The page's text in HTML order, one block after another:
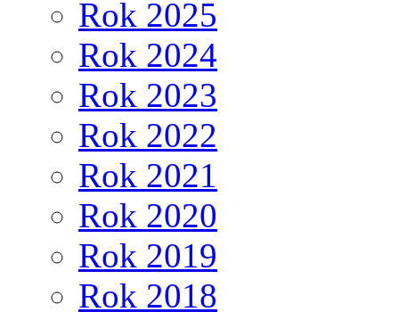
Rok 2025
Rok 2024
Rok 2023
Rok 2022
Rok 2021
Rok 2020
Rok 2019
Rok 2018